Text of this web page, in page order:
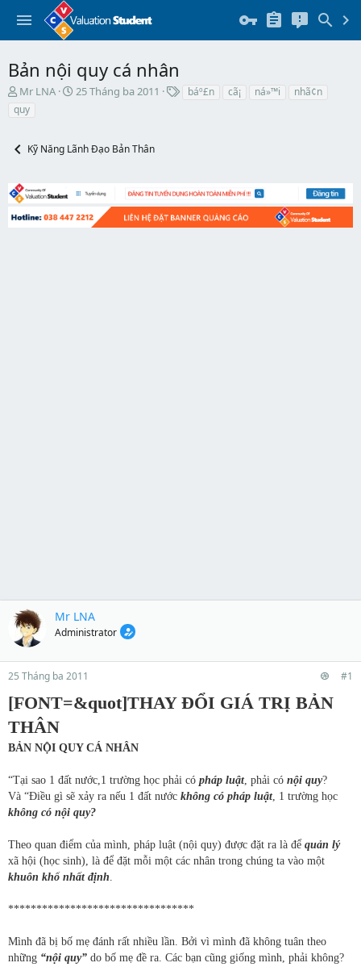
Bản nội quy cá nhân
T
h
r
a
t
a
r
Mr LNA
N
b
đ
u
25 Tháng ba 2011 báº£n cã¡ ná»™i
nhã¢n
quy
Kỹ Năng Lãnh Đạo Bản Thân
Mr LNA
Administrator
25 Tháng ba 2011 #1
[FONT=&quot]THAY ĐỔI GIÁ TRỊ BẢN
THÂN
BẢN NỘI QUY CÁ NHÂN
“Tại sao 1 đất nước,1 trường học phải có pháp luật, phải có nội quy?
Và “Điều gì sẽ xảy ra nếu 1 đất nước không có pháp luật, 1 trường học
không có nội quy?
Theo quan điểm của mình, pháp luật (nội quy) được đặt ra là để quản lý
xã hội (học sinh), là để đặt mỗi một các nhân trong chúng ta vào một
khuôn khổ nhất định.
*********************************
Mình đã bị bố mẹ đánh rất nhiều lần. Bởi vì mình đã không tuân theo
những “nội quy” do bố mẹ đề ra. Các bạn cũng giống mình, phải không?